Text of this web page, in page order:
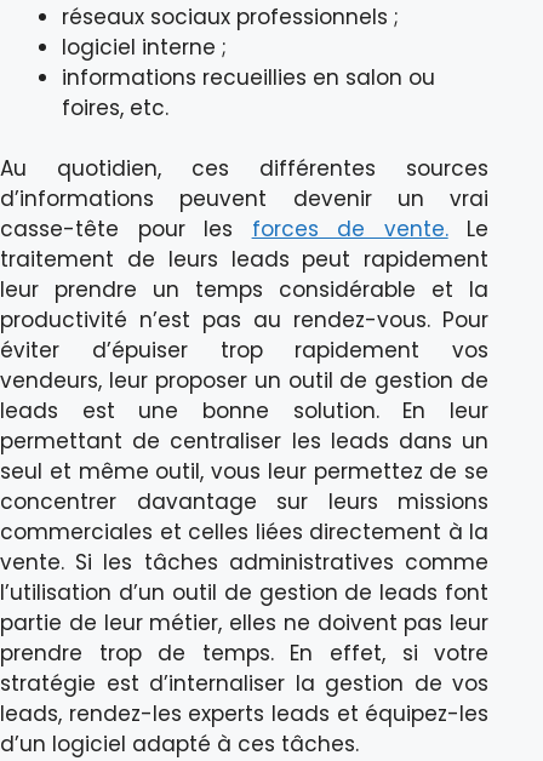
réseaux sociaux professionnels ;
logiciel interne ;
informations recueillies en salon ou
foires, etc.
Au quotidien, ces différentes sources
d’informations peuvent devenir un vrai
casse-tête pour les forces de vente.Le
traitement de leurs leads peut rapidement
leur prendre un temps considérable et la
productivité n’est pas au rendez-vous. Pour
éviter d’épuiser trop rapidement vos
vendeurs, leur proposer un outil de gestion de
leads est une bonne solution. En leur
permettant de centraliser les leads dans un
seul et même outil, vous leur permettez de se
concentrer davantage sur leurs missions
commerciales et celles liées directement à la
vente. Si les tâches administratives comme
l’utilisation d’un outil de gestion de leads font
partie de leur métier, elles ne doivent pas leur
prendre trop de temps. En effet, si votre
stratégie est d’internaliser la gestion de vos
leads, rendez-les experts leads et équipez-les
d’un logiciel adapté à ces tâches.